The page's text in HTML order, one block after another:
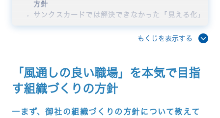
方針
サンクスカードでは解決できなかった「見える化」
人事課と各店舗の担当者が連携する、全社横断の運
離職率の低下、店舗間連携の強化。5年間で実感し
た組織の変化
「500食チャレンジ」が救った中だるみ。社会貢献
さらなる「風通しの良い職場」を目指して
もくじを表示する
「風通しの良い職場」を本気で目指
す組織づくりの方針
―まず、御社の組織づくりの方針について教えて